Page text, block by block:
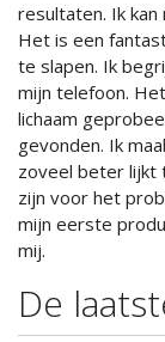
resultaten. Ik
Het is een
te slapen. Ik
mijn telefoon.
lichaam
gevonden. Ik
zoveel beter lijkt
zijn voor het
mijn eerste
mij.
De